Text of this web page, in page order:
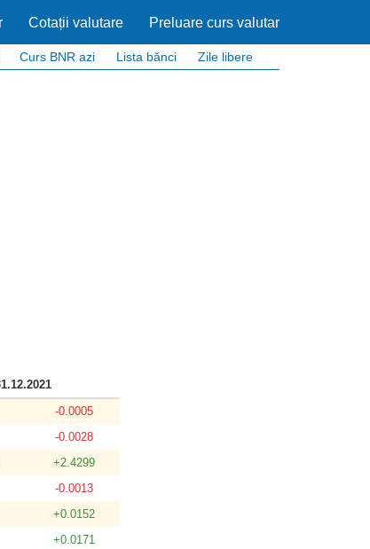
Cotații valutare Preluare curs valutar
Curs BNR azi Lista bănci Zile libere
-0.0005
-0.0028
+2.4299
-0.0013
+0.0152
+0.0171